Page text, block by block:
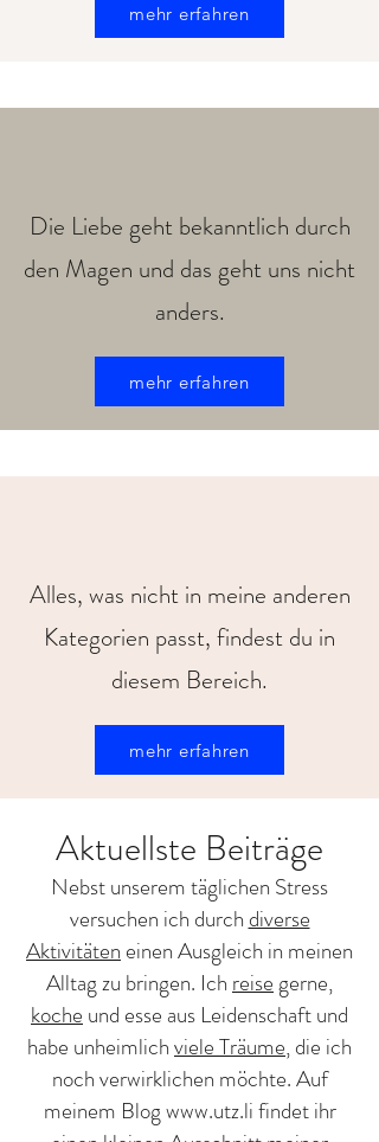
mehr erfahren
Die Liebe geht bekanntlich durch
den Magen und das geht uns nicht
anders.
mehr erfahren
Alles, was nicht in meine anderen
Kategorien passt, findest du in
diesem Bereich.
mehr erfahren
Aktuellste Beiträge
Nebst unserem täglichen Stress
versuchen ich durch diverse
Aktivitäten einen Ausgleich in meinen
Alltag zu bringen. Ich reisegerne,
koche und esse aus Leidenschaft und
habe unheimlichviele Träume, die ich
noch verwirklichen möchte. Auf
meinem Blogwww.utz.lifindet ihr